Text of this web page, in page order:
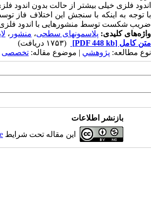
اندود فلزی خیلی بیشتر از حالت بدون
با توجه به اینکه با سنجش این اختلاف
ضریب شکست توسط منشورهایی با اندود فلزی
واژه‌های کلیدی: پلاسمونهای سطحی، منشور ،
متن کامل [PDF 448 kb]
(۱۷۵۳ دریافت)
نوع مطالعه: پژوهشي | موضوع مقاله: تخصصی
بازنشر اطلاعات
این مقاله تحت شرایط